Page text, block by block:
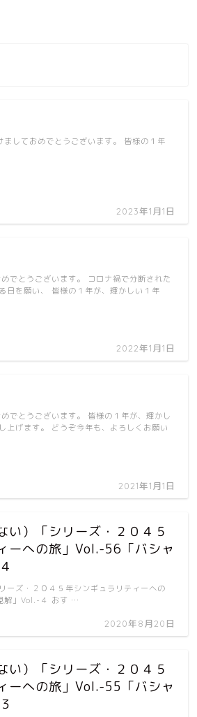
2023年1月1日
ましておめでとうございます。 皆様の１年
2022年1月1日
でとうございます。 コロナ禍で分断された
日を願い、 皆様の１年が、輝かしい１年
2021年1月1日
でとうございます。 皆様の１年が、輝かし
上げます。 どうぞ今年も、よろしくお願い
い）「シリーズ・２０４５
ーへの旅」Vol.-56「バシャ
2020年8月20日
ーズ・２０４５年シンギュラリティーへの
解」Vol.-４ おす …
い）「シリーズ・２０４５
ーへの旅」Vol.-55「バシャ
新刊